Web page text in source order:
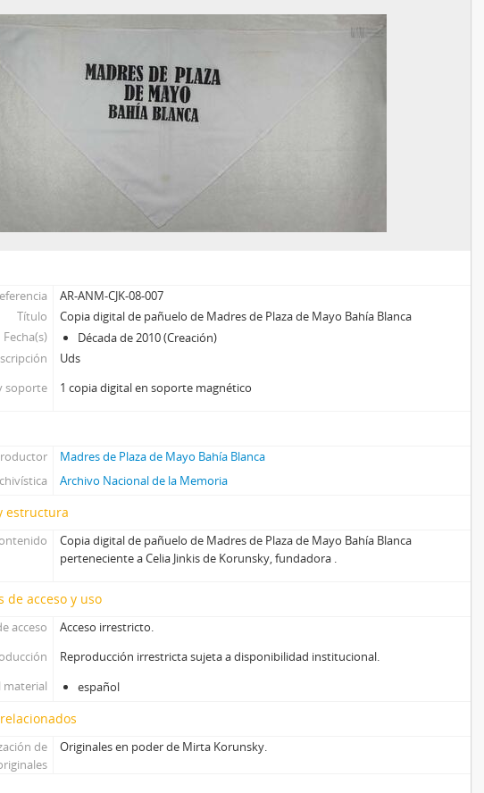
AR-ANM-CJK-08-007
Título
Copia digital de pañuelo de Madres de Plaza de Mayo Bahía Blanca
Fecha(s)
Década de 2010 (Creación)
Uds
soporte
1 copia digital en soporte magnético
Madres de Plaza de Mayo Bahía Blanca
Archivo Nacional de la Memoria
estructura
Copia digital de pañuelo de Madres de Plaza de Mayo Bahía Blanca
perteneciente a Celia Jinkis de Korunsky, fundadora .
de acceso y uso
acceso
Acceso irrestricto.
Reproducción irrestricta sujeta a disponibilidad institucional.
material
español
de
Originales en poder de Mirta Korunsky.